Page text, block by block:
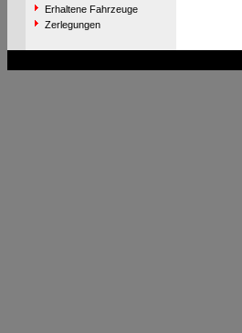
Erhaltene Fahrzeuge
Zerlegungen